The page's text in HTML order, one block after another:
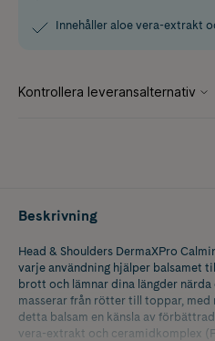
Innehåller aloe vera-extrakt
Beskrivning
Head & Shoulders DermaXPro
varje användning hjälper balsamet
brott och lämnar dina längder
masserar från rötter till toppar, med
detta balsam en känsla av
vera-extrakt och ceramidkomplex